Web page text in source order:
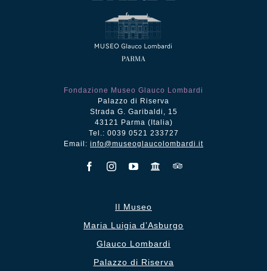
Fondazione Museo Glauco Lombardi
Palazzo di Riserva
Strada G. Garibaldi, 15
43121 Parma (Italia)
Tel.: 0039 0521 233727
Email: info@museoglaucolombardi.it
Il Museo
Maria Luigia d’Asburgo
Glauco Lombardi
Palazzo di Riserva